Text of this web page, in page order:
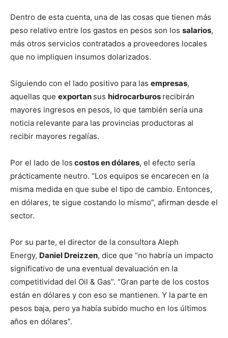
Dentro de esta cuenta, una de las cosas que tienen más
peso relativo entre los gastos en pesos son los salarios,
más otros servicios contratados a proveedores locales
que no impliquen insumos dolarizados.
Siguiendo con el lado positivo para las empresas,
aquellas que exportan sus hidrocarburos recibirán
mayores ingresos en pesos, lo que también sería una
noticia relevante para las provincias productoras al
recibir mayores regalías.
Por el lado de los costos en dólares, el efecto sería
prácticamente neutro. “Los equipos se encarecen en la
misma medida en que sube el tipo de cambio. Entonces,
en dólares, te sigue costando lo mismo”, afirman desde el
sector.
Por su parte, el director de la consultora Aleph
Energy, Daniel Dreizzen, dice que “no habría un impacto
significativo de una eventual devaluación en la
competitividad del Oil & Gas”. “Gran parte de los costos
están en dólares y con eso se mantienen. Y la parte en
pesos baja, pero ya había subido mucho en los últimos
años en dólares”.